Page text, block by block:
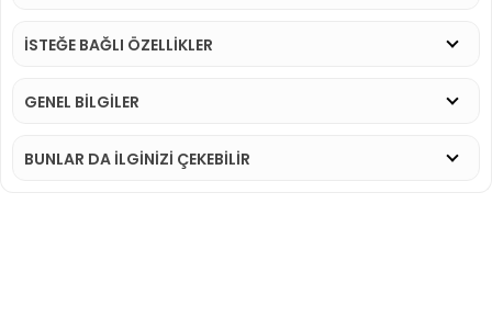
İSTEĞE BAĞLI ÖZELLİKLER
GENEL BİLGİLER
BUNLAR DA İLGINIZI ÇEKEBILIR